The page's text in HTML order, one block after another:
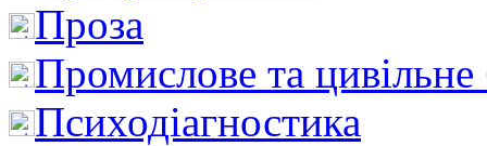
Проза
Промислове та цивільне
Психодіагностика